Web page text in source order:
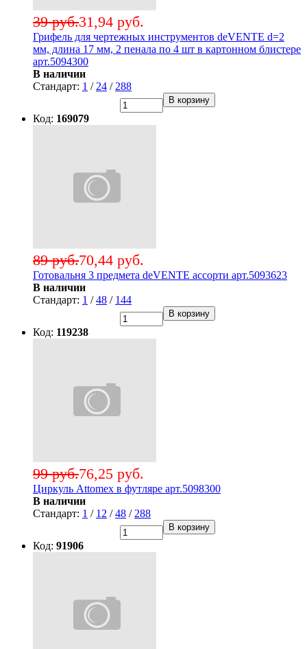
31,94 руб.
39 руб.
Грифель для чертежных инструментов deVENTE d=2
мм, длина 17 мм, 2 пенала по 4 шт в картонном блистере
арт.5094300
В наличии
Стандарт: 1 / 24 / 288
В корзину
Код: 169079
70,44 руб.
89 руб.
Готовальня 3 предмета deVENTE ассорти арт.5093623
В наличии
Стандарт: 1 /48 / 144
В корзину
Код: 119238
76,25 руб.
99 руб.
Циркуль Attomex в футляре арт.5098300
В наличии
Стандарт: 1 / 12 /48 / 288
В корзину
Код: 91906